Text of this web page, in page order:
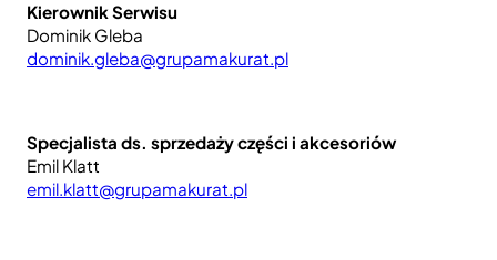
Kierownik Serwisu
Dominik Gleba
dominik.gleba@grupamakurat.pl
Specjalista ds. sprzedaży części i akcesoriów
Emil Klatt
emil.klatt@grupamakurat.pl